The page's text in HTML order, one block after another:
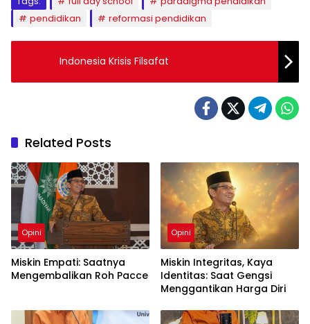
pendidikan
reformasi pendidikan
Indonesia Krisis Filsafat
Related Posts
Opini
Miskin Empati: Saatnya
Mengembalikan Roh Pacce
Opini
Miskin Integritas, Kaya
Identitas: Saat Gengsi
Menggantikan Harga Diri